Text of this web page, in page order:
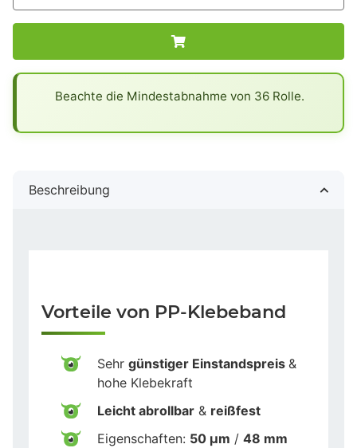
Beachte die Mindestabnahme von 36 Rolle.
Beschreibung
Vorteile von PP-Klebeband
Sehr günstiger Einstandspreis &
hohe Klebekraft
Leicht abrollbar & reißfest
Eigenschaften: 50 µm / 48 mm